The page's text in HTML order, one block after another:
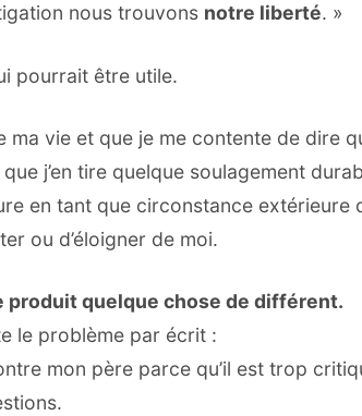
nous trouvons notre liberté. »
pourrait être utile.
ma vie et que je me contente de dire
j’en tire quelque soulagement
en tant que circonstance extérieure
ou d’éloigner de moi.
produit quelque chose de différent.
le problème par écrit :
mon père parce qu’il est trop